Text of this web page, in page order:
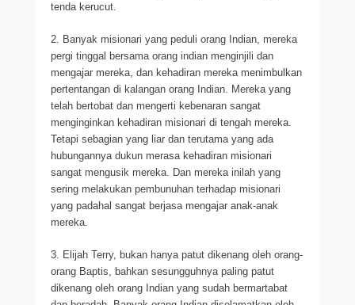
tenda kerucut.
2. Banyak misionari yang peduli orang Indian, mereka
pergi tinggal bersama orang indian menginjili dan
mengajar mereka, dan kehadiran mereka menimbulkan
pertentangan di kalangan orang Indian. Mereka yang
telah bertobat dan mengerti kebenaran sangat
menginginkan kehadiran misionari di tengah mereka.
Tetapi sebagian yang liar dan terutama yang ada
hubungannya dukun merasa kehadiran misionari
sangat mengusik mereka. Dan mereka inilah yang
sering melakukan pembunuhan terhadap misionari
yang padahal sangat berjasa mengajar anak-anak
mereka.
3. Elijah Terry, bukan hanya patut dikenang oleh orang-
orang Baptis, bahkan sesungguhnya paling patut
dikenang oleh orang Indian yang sudah bermartabat